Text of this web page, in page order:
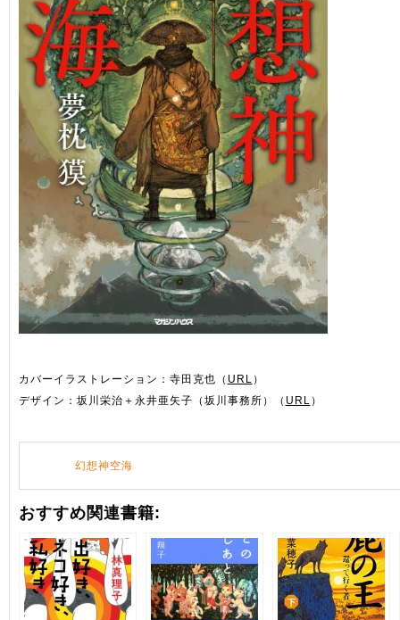
カバーイラストレーション：寺田克也（ URL ）
デザイン：坂川栄治＋永井亜矢子（坂川事務所）（ URL ）
幻想神空海
おすすめ関連書籍: